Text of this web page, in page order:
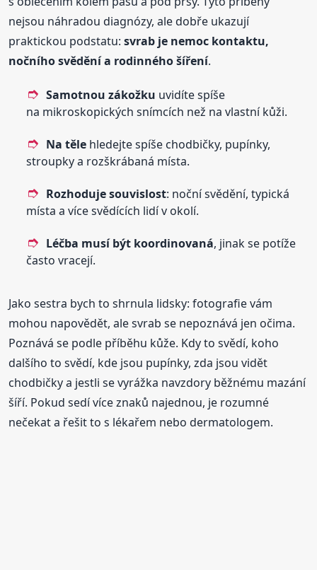
nejsou náhradou diagnózy, ale dobře ukazují
praktickou podstatu:svrab je nemoc kontaktu,
nočního svědění a rodinného šíření.
Samotnou zákožku uvidíte spíše
na mikroskopických snímcích než na vlastní kůži.
Na těle hledejte spíše chodbičky, pupínky,
stroupky a rozškrábaná místa.
Rozhoduje souvislost: noční svědění, typická
místa a více svědících lidí v okolí.
Léčba musí být koordinovaná, jinak se potíže
často vracejí.
Jako sestra bych to shrnula lidsky: fotografie vám
mohou napovědět, ale svrab se nepoznává jen očima.
Poznává se podle příběhu kůže. Kdy to svědí, koho
dalšího to svědí, kde jsou pupínky, zda jsou vidět
chodbičky a jestli se vyrážka navzdory běžnému mazání
šíří. Pokud sedí více znaků najednou, je rozumné
nečekat a řešit to s lékařem nebo dermatologem.